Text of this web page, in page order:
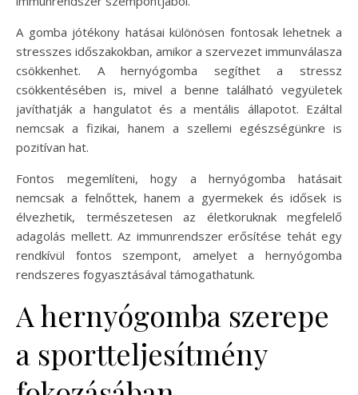
A gomba jótékony hatásai különösen fontosak lehetnek a
stresszes időszakokban, amikor a szervezet immunválasza
csökkenhet. A hernyógomba segíthet a stressz
csökkentésében is, mivel a benne található vegyületek
javíthatják a hangulatot és a mentális állapotot. Ezáltal
nemcsak a fizikai, hanem a szellemi egészségünkre is
pozitívan hat.
Fontos megemlíteni, hogy a hernyógomba hatásait
nemcsak a felnőttek, hanem a gyermekek és idősek is
élvezhetik, természetesen az életkoruknak megfelelő
adagolás mellett. Az immunrendszer erősítése tehát egy
rendkívül fontos szempont, amelyet a hernyógomba
rendszeres fogyasztásával támogathatunk.
A hernyógomba szerepe
a sportteljesítmény